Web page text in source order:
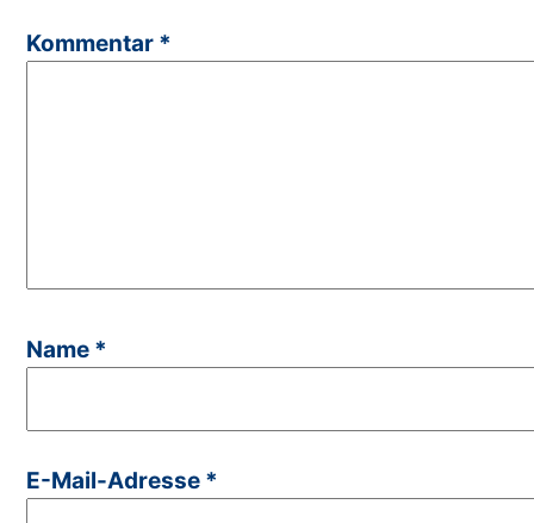
Kommentar *
Name *
E-Mail-Adresse *